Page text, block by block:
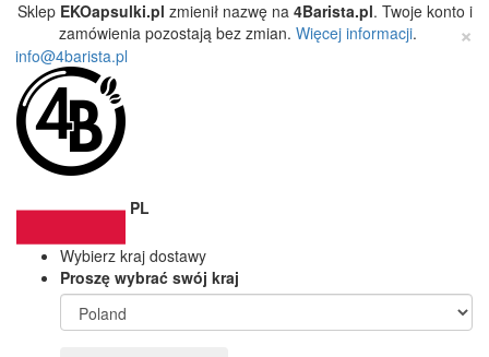
Sklep EKOapsulki.pl zmienił nazwę na 4Barista.pl. Twoje konto i
zamówienia pozostają bez zmian. Więcej informacji. ×
info@4barista.pl
PL
Wybierz kraj dostawy
Proszę wybrać swój kraj